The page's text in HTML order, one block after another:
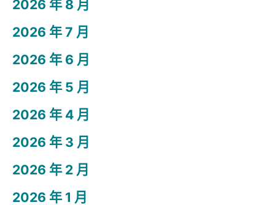
2026 年 8 月
2026 年 7 月
2026 年 6 月
2026 年 5 月
2026 年 4 月
2026 年 3 月
2026 年 2 月
2026 年 1 月